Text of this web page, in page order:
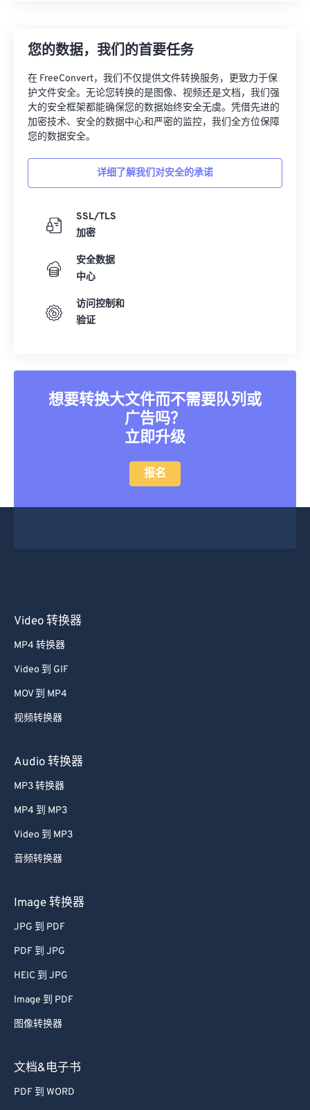
您的数据，我们的首要任务
在 FreeConvert，我们不仅提供文件转换服务，更致力于保
护文件安全。无论您转换的是图像、视频还是文档，我们强
大的安全框架都能确保您的数据始终安全无虞。凭借先进的
加密技术、安全的数据中心和严密的监控，我们全方位保障
您的数据安全。
详细了解我们对安全的承诺
SSL/TLS
加密
安全数据
中心
访问控制和
验证
想要转换大文件而不需要队列或
广告吗？
立即升级
报名
Video 转换器
MP4 转换器
Video 到 GIF
MOV 到 MP4
视频转换器
Audio 转换器
MP3 转换器
MP4 到 MP3
Video 到 MP3
音频转换器
Image 转换器
JPG 到 PDF
PDF 到 JPG
HEIC 到 JPG
Image 到 PDF
图像转换器
文档&电子书
PDF 到 WORD